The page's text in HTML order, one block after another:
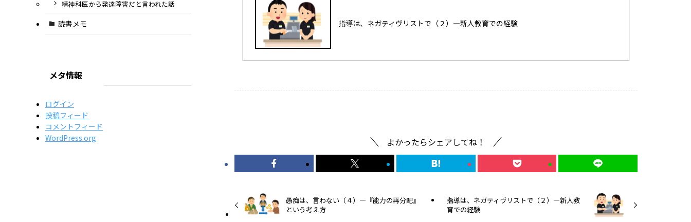
指導は、ネガティヴリストで（２）―新人教育での経験
よかったらシェアしてね！
愚痴は、言わない（４）―『能力の再分配』
という考え方
指導は、ネガティヴリストで（２）―新人教
育での経験
精神科医から発達障害だと言われた話
読書メモ
メタ情報
ログイン
投稿フィード
コメントフィード
WordPress.org